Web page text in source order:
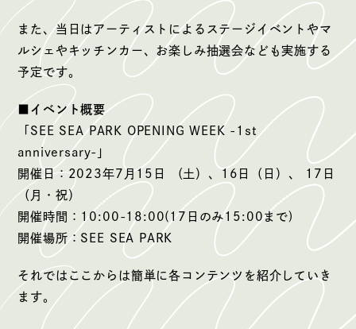
また、当日はアーティストによるステージイベントやマ
ルシェやキッチンカー、お楽しみ抽選会なども実施する
予定です。
■イベント概要
「SEE SEA PARK OPENING WEEK -1st
anniversary-」
開催日：2023年7月15日 （土）、16日（日）、 17日
（月・祝）
開催時間：10:00-18:00(17日のみ15:00まで)
開催場所：SEE SEA PARK
それではここからは簡単に各コンテンツを紹介していき
ます。